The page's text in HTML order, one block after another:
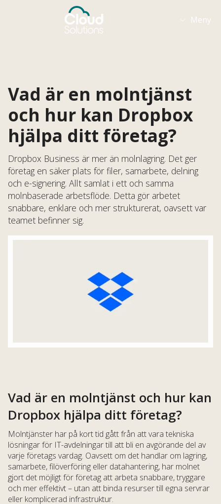
 Meny
Vad är en molntjänst
och hur kan Dropbox
hjälpa ditt företag?
Dropbox Business är mer än molnlagring. Det ger
företag en säker plats för filer, samarbete, delning
och e-signering. Allt samlat i ett och samma
molnbaserade arbetsflöde. Detta gör arbetet
snabbare, enklare och mer strukturerat, oavsett var
teamet befinner sig.
Vad är en molntjänst och hur kan
Dropbox hjälpa ditt företag?
Molntjänster har på kort tid gått från att vara tekniska
lösningar för IT-avdelningar till att bli en avgörande del av
varje företags vardag. Oavsett om det handlar om lagring,
samarbete, filöverföring eller datahantering, har molnet
gjort det möjligt för företag att arbeta snabbare, tryggare
och mer effektivt – utan att binda resurser till egna servrar
eller komplicerad infrastruktur.